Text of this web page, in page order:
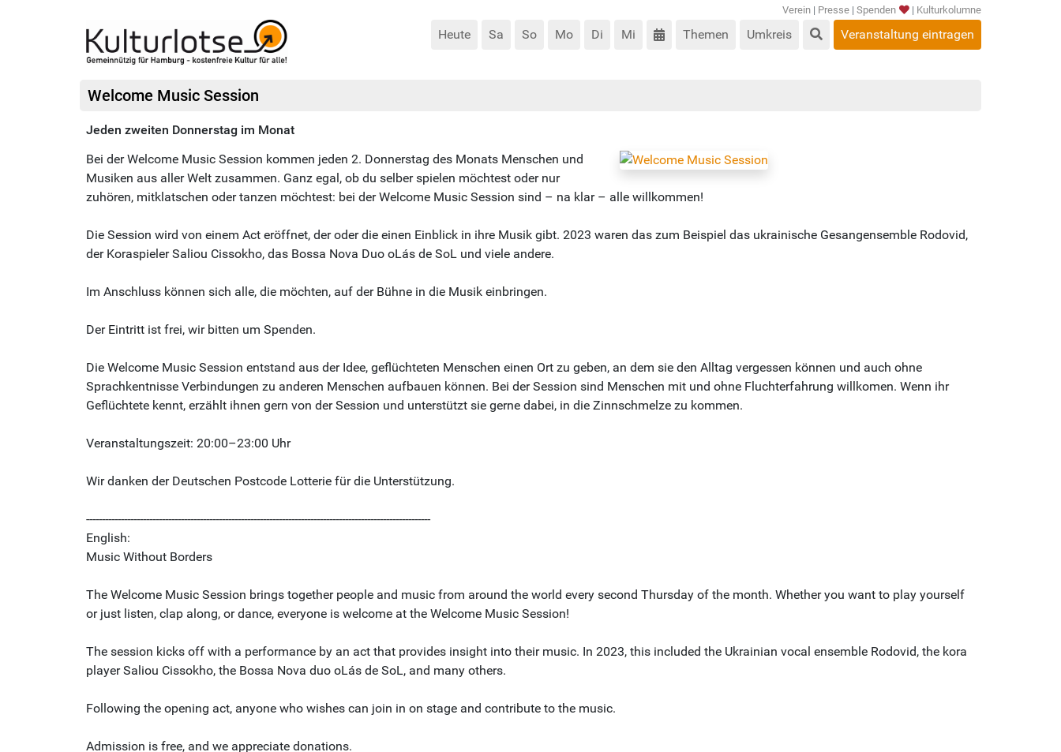
Verein | Presse | Spenden | Kulturkolumne
Heute Sa So Mo Di Mi Themen Umkreis Veranstaltung eintragen
Welcome Music Session
Jeden zweiten Donnerstag im Monat
Bei der Welcome Music Session kommen jeden 2. Donnerstag des Monats Menschen und
Musiken aus aller Welt zusammen. Ganz egal, ob du selber spielen möchtest oder nur
zuhören, mitklatschen oder tanzen möchtest: bei der Welcome Music Session sind – na klar – alle willkommen!
Die Session wird von einem Act eröffnet, der oder die einen Einblick in ihre Musik gibt. 2023 waren das zum Beispiel das ukrainische Gesangensemble Rodovid,
der Koraspieler Saliou Cissokho, das Bossa Nova Duo oLás de SoL und viele andere.
Im Anschluss können sich alle, die möchten, auf der Bühne in die Musik einbringen.
Der Eintritt ist frei, wir bitten um Spenden.
Die Welcome Music Session entstand aus der Idee, geflüchteten Menschen einen Ort zu geben, an dem sie den Alltag vergessen können und auch ohne
Sprachkentnisse Verbindungen zu anderen Menschen aufbauen können. Bei der Session sind Menschen mit und ohne Fluchterfahrung willkomen. Wenn ihr
Geflüchtete kennt, erzählt ihnen gern von der Session und unterstützt sie gerne dabei, in die Zinnschmelze zu kommen.
Veranstaltungszeit: 20:00–23:00 Uhr
Wir danken der Deutschen Postcode Lotterie für die Unterstützung.
-------------------------------------------------------------------------------------------------------------
English:
Music Without Borders
The Welcome Music Session brings together people and music from around the world every second Thursday of the month. Whether you want to play yourself
or just listen, clap along, or dance, everyone is welcome at the Welcome Music Session!
The session kicks off with a performance by an act that provides insight into their music. In 2023, this included the Ukrainian vocal ensemble Rodovid, the kora
player Saliou Cissokho, the Bossa Nova duo oLás de SoL, and many others.
Following the opening act, anyone who wishes can join in on stage and contribute to the music.
Admission is free, and we appreciate donations.